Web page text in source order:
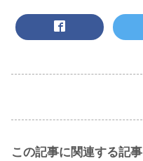
この記事に関連する記事